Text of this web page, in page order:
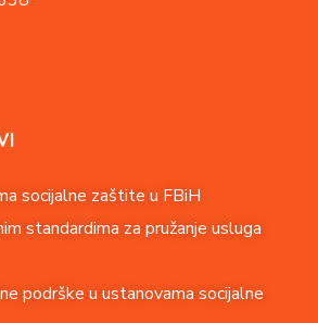
socijalne zaštite u FBiH
standardima za pružanje usluga
podrške u ustanovama socijalne